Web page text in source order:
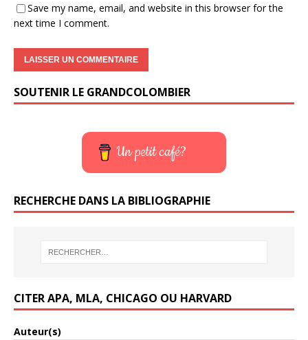
Save my name, email, and website in this browser for the
next time I comment.
SOUTENIR LE GRANDCOLOMBIER
Un petit café?
RECHERCHE DANS LA BIBLIOGRAPHIE
CITER APA, MLA, CHICAGO OU HARVARD
Auteur(s)